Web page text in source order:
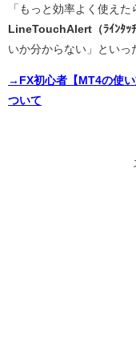
「もっと効率よく使えた
LineTouchAlert（ﾗｲﾝﾀｯ
いか分からない」といっ
→FX初心者【MT4の使
ついて